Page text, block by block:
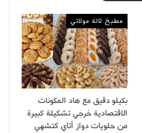
مطبخ لالة مولاتي
بكيلو دقيق مع هاد المكونات
الاقتصادية خرجي تشكيلة كبيرة
من حلويات دواز أتاي كتشهي